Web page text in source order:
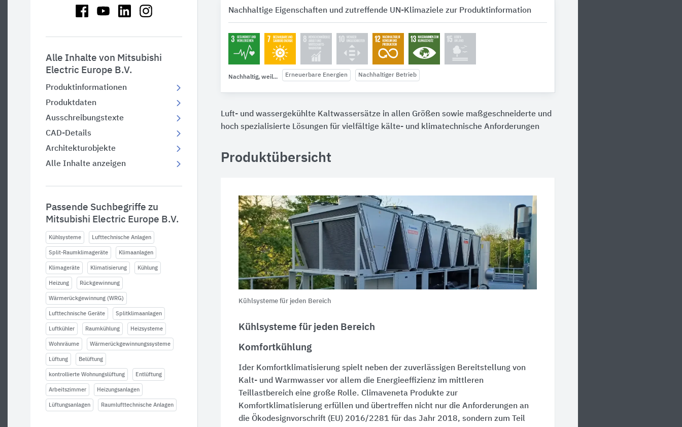
Alle Inhalte von Mitsubishi
Electric Europe B.V.
Produktinformationen
Produktdaten
Ausschreibungstexte
CAD-Details
Architekturobjekte
Alle Inhalte anzeigen
Passende Suchbegriffe zu
Mitsubishi Electric Europe B.V.
Kühlsysteme Lufttechnische Anlagen
Split-Raumklimageräte Klimaanlagen
Klimageräte Klimatisierung Kühlung
Heizung Rückgewinnung
Wärmerückgewinnung (WRG)
Lufttechnische Geräte Splitklimaanlagen
Luftkühler Raumkühlung Heizsysteme
Wohnräume Wärmerückgewinnungssysteme
Lüftung Belüftung
kontrollierte Wohnungslüftung Entlüftung
Arbeitszimmer Heizungsanlagen
Lüftungsanlagen Raumlufttechnische Anlagen
Nachhaltige Eigenschaften und zutreffende UN-Klimaziele zur Produktinformation
Nachhaltig, weil... Erneuerbare Energien Nachhaltiger Betrieb
Luft- und wassergekühlte Kaltwassersätze in allen Größen sowie maßgeschneiderte und
hoch spezialisierte Lösungen für vielfältige kälte- und klimatechnische Anforderungen
Produktübersicht
Kühlsysteme für jeden Bereich
Kühlsysteme für jeden Bereich
Komfortkühlung
Ider Komfortklimatisierung spielt neben der zuverlässigen Bereitstellung von
Kalt- und Warmwasser vor allem die Energieeffizienz im mittleren
Teillastbereich eine große Rolle. Climaveneta Produkte zur
Komfortklimatisierung erfüllen und übertreffen nicht nur die Anforderungen an
die Ökodesignvorschrift (EU) 2016/2281 für das Jahr 2018, sondern zum Teil